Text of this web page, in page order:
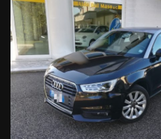
FACCIAMO PRESENTE, CHE AL
ANNUNCI. GRAZIE.
PER CONOSCERE E RIMANERE
WWW.AUTODALMASO.IT